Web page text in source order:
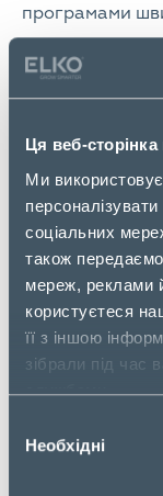
Ця веб-сторінка
Ми
персоналізувати
соціальних
також
мереж, реклами
користуєтеся
її з іншою
зібрали під час
службами.
згоди
Необхідні
програмами
Живи на
ГБ розширеної
запуску
роботи, яка
З 1 ТБ
важких рішень
видалити .
AІ Підсилювач
перевірки